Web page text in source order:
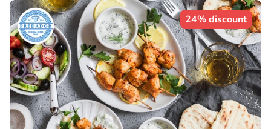
24% discount